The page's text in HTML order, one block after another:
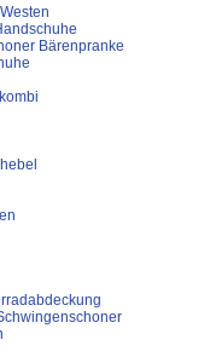
Bärenpranke